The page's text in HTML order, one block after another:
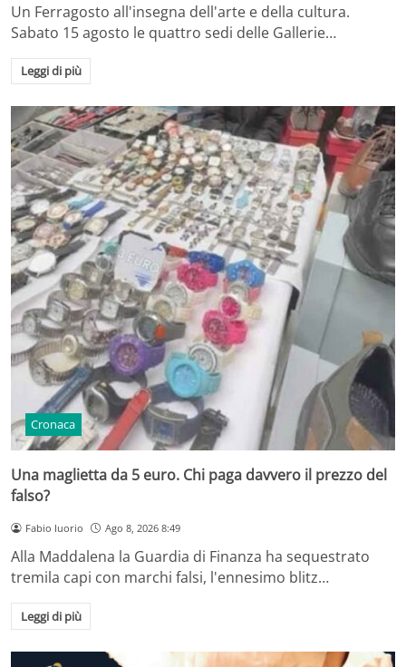
Un Ferragosto all'insegna dell'arte e della cultura.
Sabato 15 agosto le quattro sedi delle Gallerie…
Leggi di più
Cronaca
Una maglietta da 5 euro. Chi paga davvero il prezzo del
falso?
Fabio Iuorio Ago 8, 2026 8:49
Alla Maddalena la Guardia di Finanza ha sequestrato
tremila capi con marchi falsi, l'ennesimo blitz…
Leggi di più